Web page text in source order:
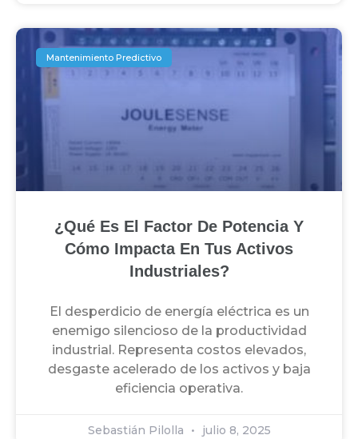
Mantenimiento Predictivo
¿Qué Es El Factor De Potencia Y
Cómo Impacta En Tus Activos
Industriales?
El desperdicio de energía eléctrica es un
enemigo silencioso de la productividad
industrial. Representa costos elevados,
desgaste acelerado de los activos y baja
eficiencia operativa.
Sebastián Pilolla julio 8, 2025